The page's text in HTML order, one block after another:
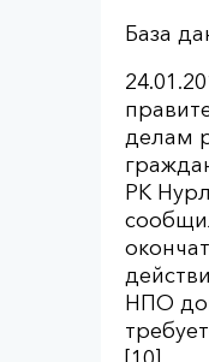
База
делам
РК
НПО